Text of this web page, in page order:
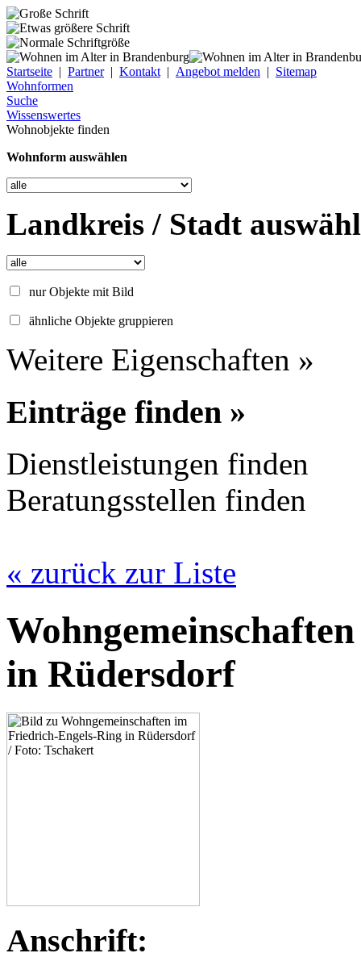
Startseite | Partner| Kontakt | Angebot melden | Sitemap
Wohnformen
Suche
Wissenswertes
Wohnobjekte finden
Wohnform auswählen
Landkreis / Stadt
nur Objekte mit Bild
ähnliche Objekte gruppieren
Weitere Eigenschaften »
Einträge finden »
Dienstleistungen finden
Beratungsstellen finden
« zurück zur Liste
in Rüdersdorf
Anschrift: